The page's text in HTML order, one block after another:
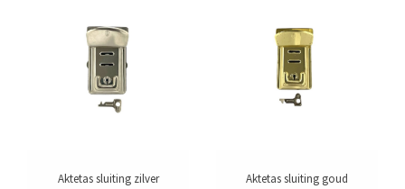
Aktetas sluiting zilver Aktetas sluiting goud